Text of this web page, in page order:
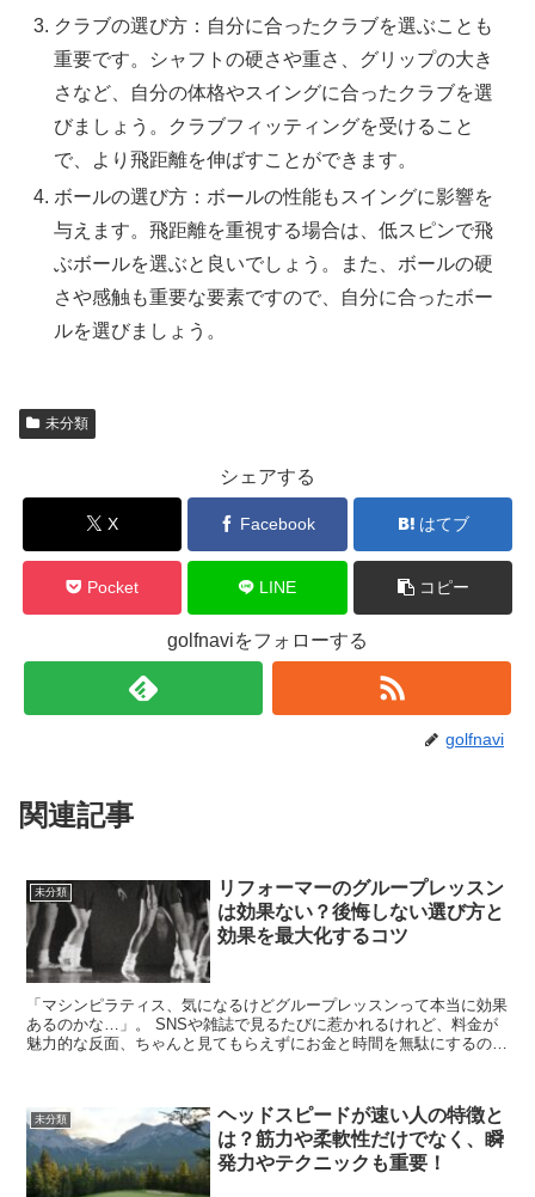
クラブの選び方：自分に合ったクラブを選ぶことも
重要です。シャフトの硬さや重さ、グリップの大き
さなど、自分の体格やスイングに合ったクラブを選
びましょう。クラブフィッティングを受けること
で、より飛距離を伸ばすことができます。
ボールの選び方：ボールの性能もスイングに影響を
与えます。飛距離を重視する場合は、低スピンで飛
ぶボールを選ぶと良いでしょう。また、ボールの硬
さや感触も重要な要素ですので、自分に合ったボー
ルを選びましょう。
未分類
シェアする
X Facebook はてブ
Pocket LINE コピー
golfnaviをフォローする
golfnavi
関連記事
未分類
リフォーマーのグループレッスン
は効果ない？後悔しない選び方と
効果を最大化するコツ
「マシンピラティス、気になるけどグループレッスンって本当に効果
あるのかな…」。 SNSや雑誌で見るたびに惹かれるけれど、料金が
魅力的な反面、ちゃんと見てもらえずにお金と時間を無駄にするのは
未分類
ヘッドスピードが速い人の特徴と
は？筋力や柔軟性だけでなく、瞬
発力やテクニックも重要！